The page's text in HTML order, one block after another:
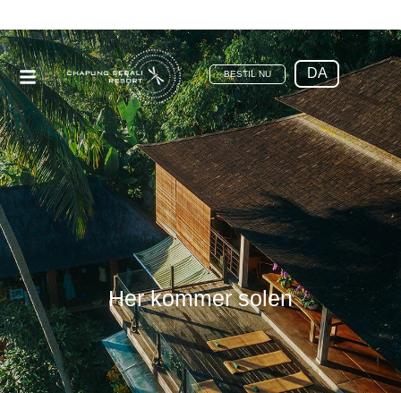
BESTIL NU DA
Her kommer solen